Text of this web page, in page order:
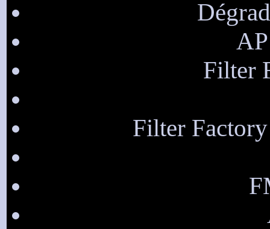
Filter
Filter